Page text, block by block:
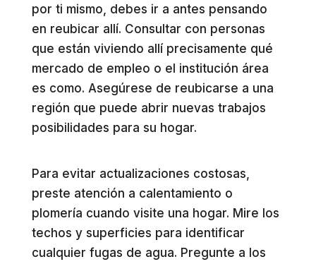
por ti mismo, debes ir a antes pensando
en reubicar allí. Consultar con personas
que están viviendo allí precisamente qué
mercado de empleo o el institución área
es como. Asegúrese de reubicarse a una
región que puede abrir nuevas trabajos
posibilidades para su hogar.
Para evitar actualizaciones costosas,
preste atención a calentamiento o
plomería cuando visite una hogar. Mire los
techos y superficies para identificar
cualquier fugas de agua. Pregunte a los